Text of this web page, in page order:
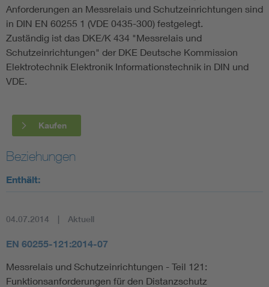
Anforderungen an Messrelais und Schutzeinrichtungen sind
in DIN EN 60255 1 (VDE 0435-300) festgelegt.
Zuständig ist das DKE/K 434 "Messrelais und
Schutzeinrichtungen" der DKE Deutsche Kommission
Elektrotechnik Elektronik Informationstechnik in DIN und
VDE.
Kaufen
Beziehungen
Enthält:
04.07.2014 Aktuell
EN 60255-121:2014-07
Messrelais und Schutzeinrichtungen - Teil 121:
Funktionsanforderungen für den Distanzschutz